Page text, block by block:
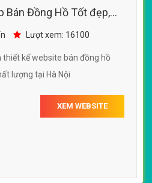
Bán Đồng Hồ Tốt đẹp,
SEOLượt xem: 16100
kế website bán đồng hồ
lượng tại Hà Nội
XEM WEBSITE